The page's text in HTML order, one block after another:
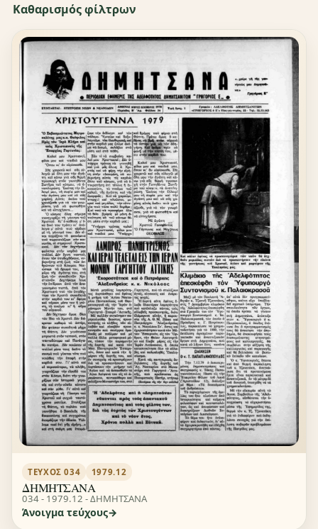
Καθαρισμός φίλτρων
ΤΕΎΧΟΣ 034 1979.12
ΔΗΜΗΤΣΑΝΑ
034 - 1979.12 - ΔΗΜΗΤΣΑΝΑ
Άνοιγμα τεύχους